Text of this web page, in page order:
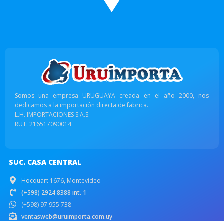
Somos una empresa URUGUAYA creada en el año 2000, nos
dedicamos a la importación directa de fabrica.
L.H. IMPORTACIONES S.A.S.
RUT: 216517090014
SUC. CASA CENTRAL
Hocquart 1676, Montevideo
(+598) 2924 8388 int. 1
(+598) 97 955 738
ventasweb@uruimporta.com.uy